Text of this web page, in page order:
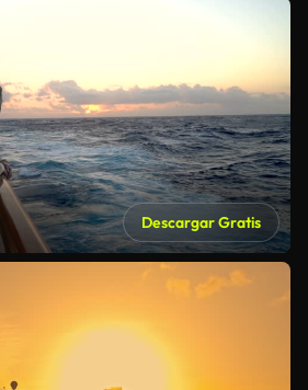
Descargar Gratis